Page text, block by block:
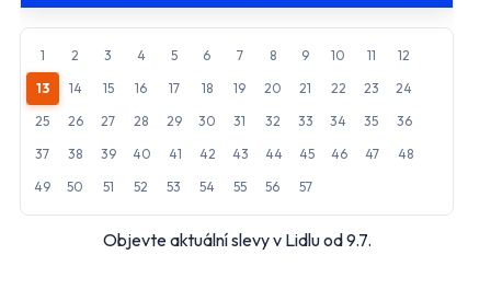
1 2 3 4 5 6 7 8 9 10 11
12
13
14 15 16 17 18 19 20 21 22 23
24
25
26 27 28 29 30 31 32 33 34 35
36
37
38 39 40 41 42 43 44 45 46 47
48
49
50 51 52 53 54 55 56 57
Objevte aktuální slevy v Lidlu od 9.7.
Penny Market Tesco
Další obchody podle kategorií
Pro děti, hračky